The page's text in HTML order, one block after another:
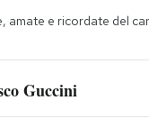
amate e ricordate del
Guccini